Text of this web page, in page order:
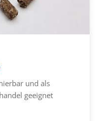
und als
geeignet